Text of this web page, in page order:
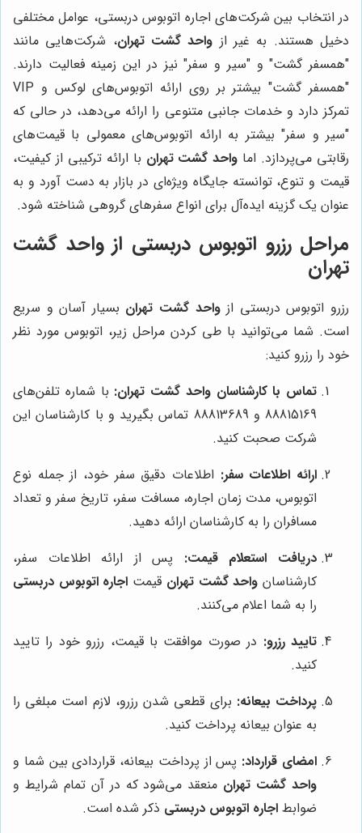
در انتخاب بین شرکت‌های اجاره اتوبوس دربستی، عوامل مختلفی
دخیل هستند. به غیر از واحد گشت تهران، شرکت‌هایی مانند
"همسفر گشت" و "سیر و سفر" نیز در این زمینه فعالیت دارند.
"همسفر گشت" بیشتر بر روی ارائه اتوبوس‌های لوکس و VIP
تمرکز دارد و خدمات جانبی متنوعی را ارائه می‌دهد، در حالی که
"سیر و سفر" بیشتر به ارائه اتوبوس‌های معمولی با قیمت‌های
رقابتی می‌پردازد. اما واحد گشت تهران با ارائه ترکیبی از کیفیت،
قیمت و تنوع، توانسته جایگاه ویژه‌ای در بازار به دست آورد و به
عنوان یک گزینه ایده‌آل برای انواع سفرهای گروهی شناخته شود.
مراحل رزرو اتوبوس دربستی ازواحد گشت
تهران
رزرو اتوبوس دربستی ازواحد گشت تهران بسیار آسان و سریع
است. شما می‌توانید با طی کردن مراحل زیر، اتوبوس مورد نظر
خود را رزرو کنید:
تماس با کارشناسانواحد گشت تهران: با شماره تلفن‌های
88815169 و 88813689 تماس بگیرید و با کارشناسان این
شرکت صحبت کنید.
ارائه اطلاعات سفر: اطلاعات دقیق سفر خود، از جمله نوع
اتوبوس، مدت زمان اجاره، مسافت سفر، تاریخ سفر و تعداد
مسافران را به کارشناسان ارائه دهید.
دریافت استعلام قیمت: پس از ارائه اطلاعات سفر،
کارشناسان واحد گشت تهران قیمت اجاره اتوبوس دربستی
را به شما اعلام می‌کنند.
تایید رزرو: در صورت موافقت با قیمت، رزرو خود را تایید
کنید.
پرداخت بیعانه: برای قطعی شدن رزرو، لازم است مبلغی را
به عنوان بیعانه پرداخت کنید.
امضای قرارداد: پس از پرداخت بیعانه، قراردادی بین شما و
واحد گشت تهران منعقد می‌شود که در آن تمام شرایط و
ضوابط اجاره اتوبوس دربستی ذکر شده است.